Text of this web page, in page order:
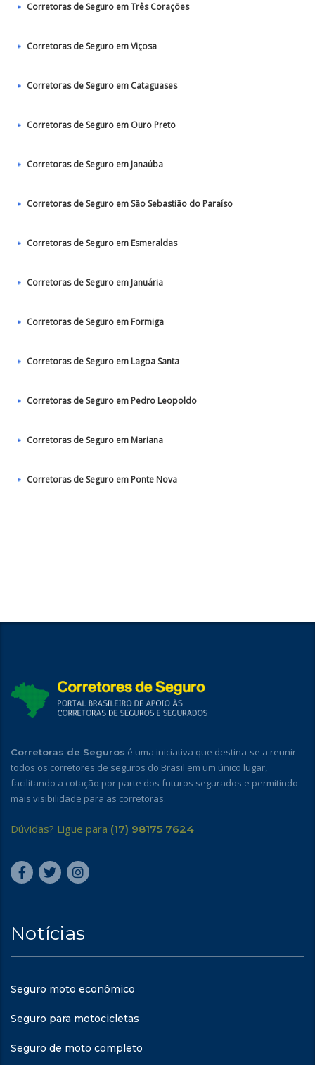
Corretoras de Seguro em Três Corações
Corretoras de Seguro em Viçosa
Corretoras de Seguro em Cataguases
Corretoras de Seguro em Ouro Preto
Corretoras de Seguro em Janaúba
Corretoras de Seguro em São Sebastião do Paraíso
Corretoras de Seguro em Esmeraldas
Corretoras de Seguro em Januária
Corretoras de Seguro em Formiga
Corretoras de Seguro em Lagoa Santa
Corretoras de Seguro em Pedro Leopoldo
Corretoras de Seguro em Mariana
Corretoras de Seguro em Ponte Nova
Corretoras de Seguros é uma iniciativa que destina-se a reunir
todos os corretores de seguros do Brasil em um único lugar,
facilitando a cotação por parte dos futuros segurados e permitindo
mais visibilidade para as corretoras.
Dúvidas? Ligue para (17) 98175 7624
Notícias
Seguro moto econômico
Seguro para motocicletas
Seguro de moto completo